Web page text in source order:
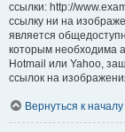
ссылки: http://
ссылку ни на
является
которым необходима
Hotmail или Yahoo,
ссылок на
Вернуться к началу